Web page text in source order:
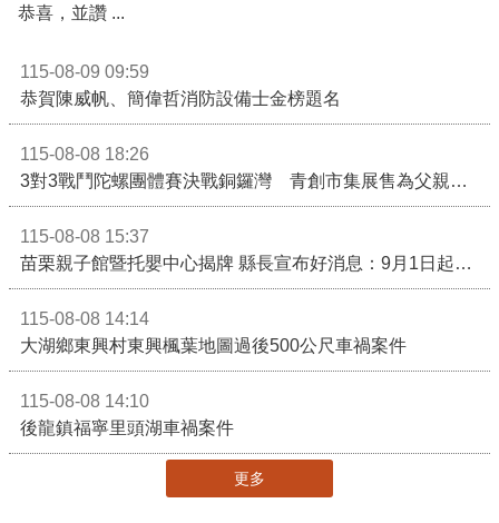
恭喜，並讚 ...
115-08-09 09:59
恭賀陳威帆、簡偉哲消防設備士金榜題名
115-08-08 18:26
3對3戰鬥陀螺團體賽決戰銅鑼灣 青創市集展售為父親節增添繽紛
115-08-08 15:37
苗栗親子館暨托嬰中心揭牌 縣長宣布好消息：9月1日起調降臨時托嬰費用
115-08-08 14:14
大湖鄉東興村東興楓葉地圖過後500公尺車禍案件
115-08-08 14:10
後龍鎮福寧里頭湖車禍案件
更多